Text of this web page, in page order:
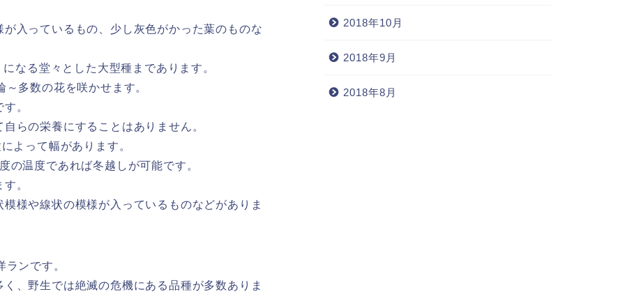
入っているもの、少し灰色がかった葉のものな
なる堂々とした大型種まであります。
多数の花を咲かせます。
。
らの栄養にすることはありません。
よって幅があります。
温度であれば冬越しが可能です。
。
様や線状の模様が入っているものなどがありま
ンです。
、野生では絶滅の危機にある品種が多数ありま
2018年10月
2018年9月
2018年8月